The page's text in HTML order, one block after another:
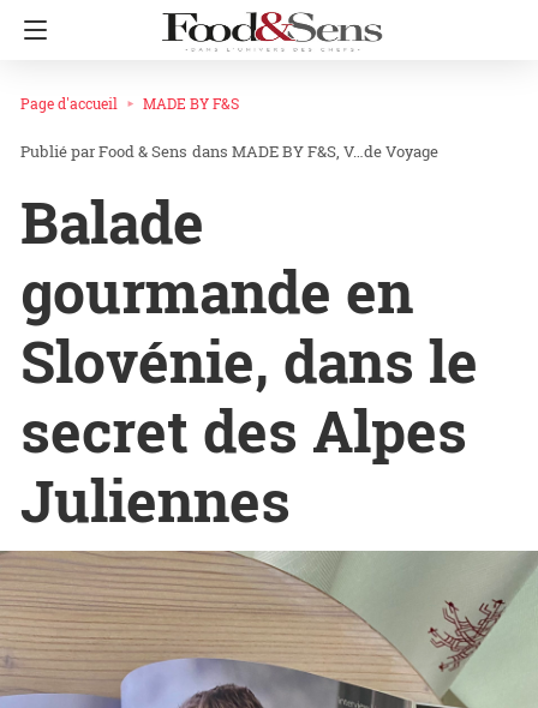
Page d'accueil MADE BY F&S
Food & Sens dans MADE BY F&S V…de Voyage
Balade
gourmande en
Slovénie, dans le
secret des Alpes
Juliennes